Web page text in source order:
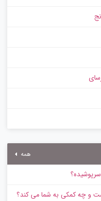
همه
و چه کمکی به شما می کند؟